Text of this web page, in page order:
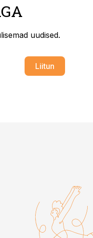
uudised.
Liitun